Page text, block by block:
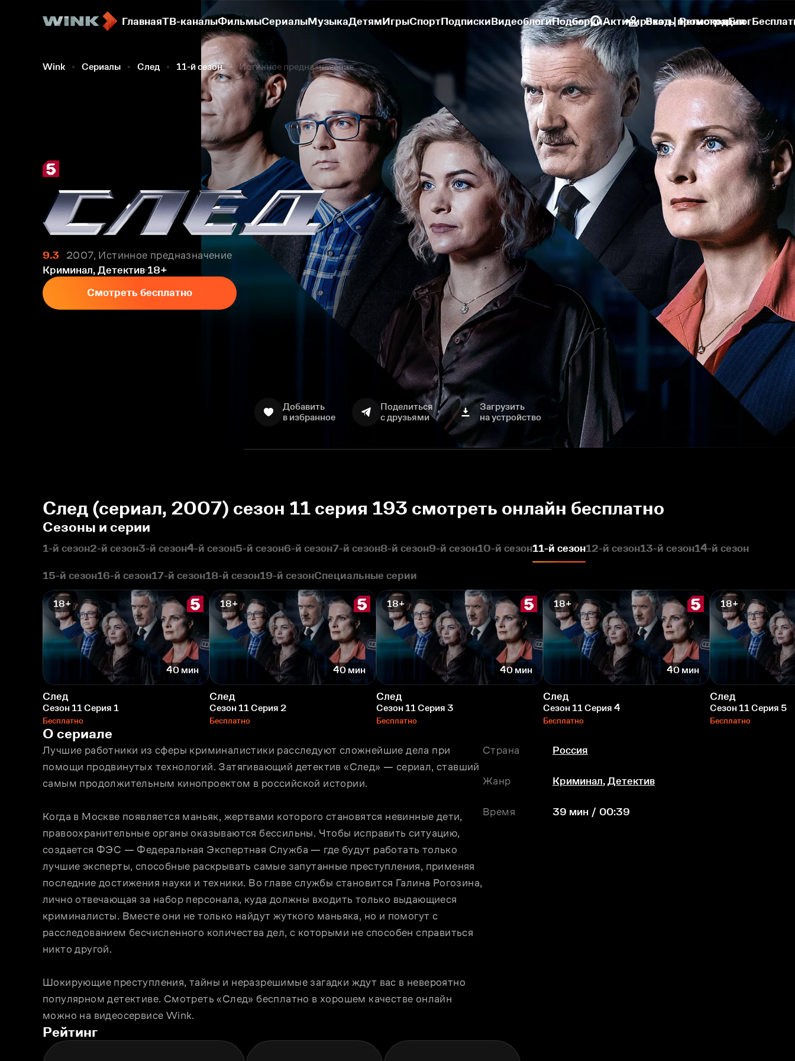
ГлавнаяТВ-каналыФильмыСериалыМузыкаДетямИгрыСпортПодпискиВидеоблогиПодборкиАктивировать промокодБлог
Вход | Регистрация
Wink Сериалы След 11-й сезон Истинное предназначение
9.3
2007, Истинное предназначение
Криминал, Детектив 18+
Смотреть бесплатно
Добавить
в избранное
Поделиться
с друзьями
Загрузить
на устройство
След (сериал, 2007) сезон 11 серия 193 смотреть онлайн бесплатно
Сезоны и серии
1-й сезон2-й сезон3-й сезон4-й сезон5-й сезон6-й сезон7-й сезон8-й сезон9-й сезон10-й сезон11-й сезон12-й сезон13-й сезон14-й сезон
15-й сезон16-й сезон17-й сезон18-й сезон19-й сезонСпециальные серии
18+
40 мин
След
Сезон 11 Серия 1
Бесплатно
18+
40 мин
След
Сезон 11 Серия 2
Бесплатно
18+
40 мин
След
Сезон 11 Серия 3
Бесплатно
18+
40 мин
След
Сезон 11 Серия 4
Бесплатно
18+
След
Сезон 11 Серия 5
Бесплатно
О сериале
Лучшие работники из сферы криминалистики расследуют сложнейшие дела при
помощи продвинутых технологий. Затягивающий детектив «След» — сериал, ставший
самым продолжительным кинопроектом в российской истории.
Когда в Москве появляется маньяк, жертвами которого становятся невинные дети,
правоохранительные органы оказываются бессильны. Чтобы исправить ситуацию,
создается ФЭС — Федеральная Экспертная Служба — где будут работать только
лучшие эксперты, способные раскрывать самые запутанные преступления, применяя
последние достижения науки и техники. Во главе службы становится Галина Рогозина,
лично отвечающая за набор персонала, куда должны входить только выдающиеся
криминалисты. Вместе они не только найдут жуткого маньяка, но и помогут с
расследованием бесчисленного количества дел, с которыми не способен справиться
никто другой.
Шокирующие преступления, тайны и неразрешимые загадки ждут вас в невероятно
популярном детективе. Смотреть «След» бесплатно в хорошем качестве онлайн
можно на видеосервисе Wink.
Страна Россия
Жанр Криминал, Детектив
Время 39 мин / 00:39
Рейтинг